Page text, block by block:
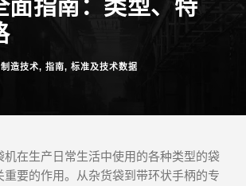
面指南：类型、特
制造技术, 指南, 标准及技术数据
机在生产日常生活中使用的各种类型的袋
重要的作用。从杂货袋到带环状手柄的专